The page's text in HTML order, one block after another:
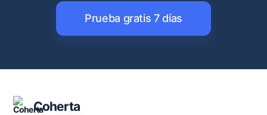
Prueba gratis 7 días
Coherta